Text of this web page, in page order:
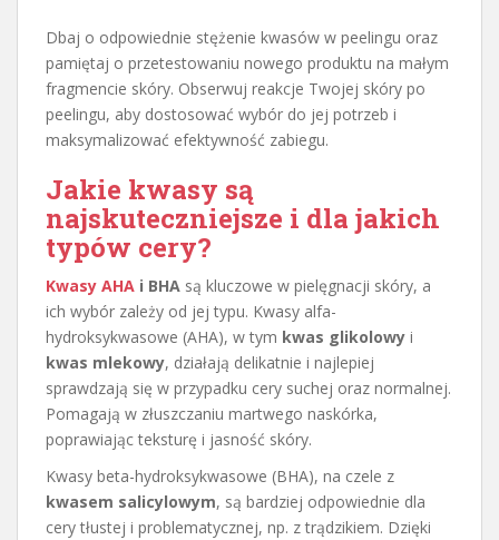
Dbaj o odpowiednie stężenie kwasów w peelingu oraz
pamiętaj o przetestowaniu nowego produktu na małym
fragmencie skóry. Obserwuj reakcje Twojej skóry po
peelingu, aby dostosować wybór do jej potrzeb i
maksymalizować efektywność zabiegu.
Jakie kwasy są
najskuteczniejsze i dla jakich
typów cery?
Kwasy AHA i BHA są kluczowe w pielęgnacji skóry, a
ich wybór zależy od jej typu. Kwasy alfa-
hydroksykwasowe (AHA), w tym kwas glikolowy i
kwas mlekowy, działają delikatnie i najlepiej
sprawdzają się w przypadku cery suchej oraz normalnej.
Pomagają w złuszczaniu martwego naskórka,
poprawiając teksturę i jasność skóry.
Kwasy beta-hydroksykwasowe (BHA), na czele z
kwasem salicylowym, są bardziej odpowiednie dla
cery tłustej i problematycznej, np. z trądzikiem. Dzięki